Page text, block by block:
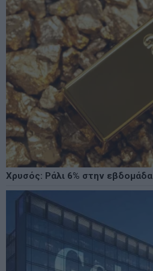
Χρυσός: Ράλι 6% στην εβδομάδα